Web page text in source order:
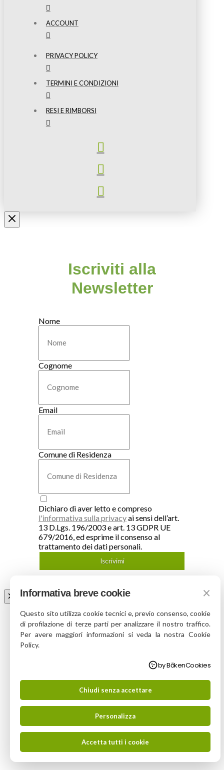
ACCOUNT
PRIVACY POLICY
TERMINI E CONDIZIONI
RESI E RIMBORSI
Iscriviti alla
Newsletter
Nome
Cognome
Email
Comune di Residenza
Dichiaro di aver letto e compreso
l'informativa sulla privacyai sensi dell’art.
13 D.Lgs. 196/2003 e art. 13 GDPR UE
679/2016, ed esprime il consenso al
trattamento dei dati personali.
Iscrivimi
Informativa breve cookie ×
Questo sito utilizza cookie tecnici e, previo consenso, cookie
di profilazione di terze parti per analizzare il nostro traffico.
Per avere maggiori informazioni si veda la nostra Cookie
Policy.
by BōkenCookies
Chiudi senza accettare
Personalizza
Accetta tutti i cookie